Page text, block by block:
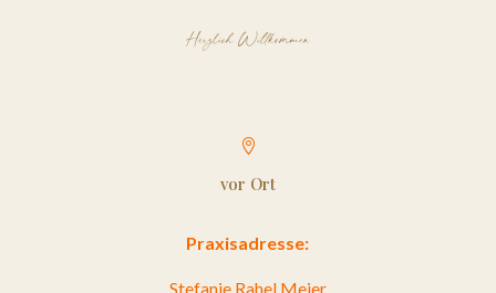
Herzlich Willkommen

vor Ort
Praxisadresse:
Stefanie Rahel Meier